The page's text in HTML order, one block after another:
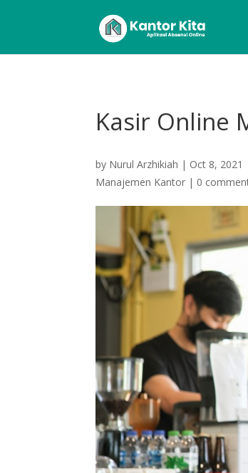
Kasir Online
by Nurul Arzhikiah | Oct 8, 2021
Manajemen Kantor | 0